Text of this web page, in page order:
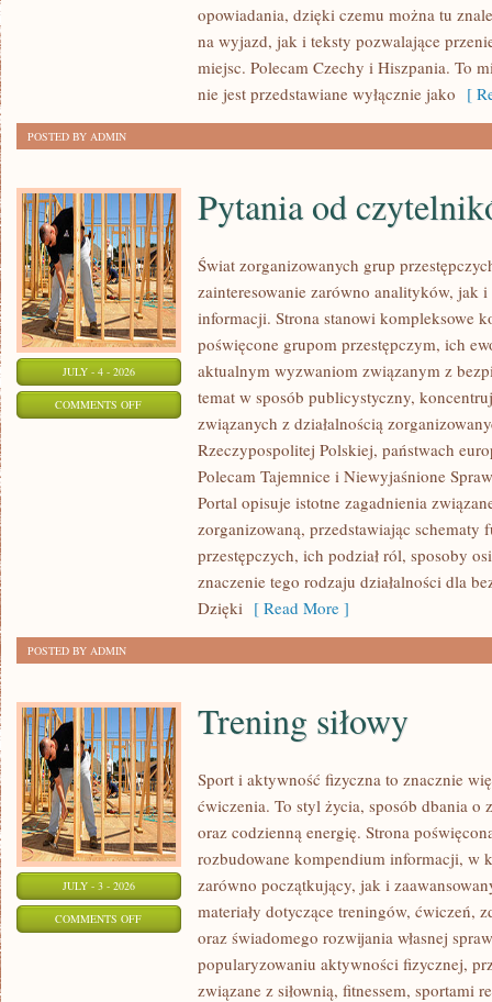
opowiadania, dzięki czemu można tu
na wyjazd, jak i teksty pozwalające
miejsc. Polecam Czechy i Hiszpania. To
nie jest przedstawiane wyłącznie jako [
POSTED BY ADMIN
JULY - 4 - 2026
COMMENTS OFFON
CZYTELNIKÓW
Pytania od
Świat zorganizowanych grup
zainteresowanie zarówno analityków, jak
informacji. Strona stanowi kompleksowe
poświęcone grupom przestępczym, ich
aktualnym wyzwaniom związanym z
temat w sposób publicystyczny,
związanych z działalnością
Rzeczypospolitej Polskiej, państwach
Polecam Tajemnice i Niewyjaśnione
Portal opisuje istotne zagadnienia
zorganizowaną, przedstawiając schematy
przestępczych, ich podział ról, sposoby
znaczenie tego rodzaju działalności dla
Dzięki [ Read More ]
POSTED BY ADMIN
JULY - 3 - 2026
COMMENTS OFFON
Trening siłowy
Sport i aktywność fizyczna to znacznie
ćwiczenia. To styl życia, sposób dbania o
oraz codzienną energię. Strona
rozbudowane kompendium informacji, w
zarówno początkujący, jak i
materiały dotyczące treningów, ćwiczeń,
oraz świadomego rozwijania własnej
popularyzowaniu aktywności fizycznej,
związane z siłownią, fitnessem, sportami